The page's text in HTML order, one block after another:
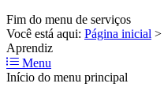
Fim do menu de serviços
Você está aqui: Página inicial >
Aprendiz
Menu
Início do menu principal